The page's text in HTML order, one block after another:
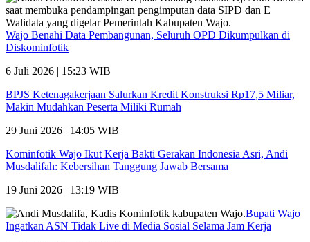
Wajo Benahi Data Pembangunan, Seluruh OPD Dikumpulkan di
Diskominfotik
6 Juli 2026 | 15:23 WIB
BPJS Ketenagakerjaan Salurkan Kredit Konstruksi Rp17,5 Miliar,
Makin Mudahkan Peserta Miliki Rumah
29 Juni 2026 | 14:05 WIB
Kominfotik Wajo Ikut Kerja Bakti Gerakan Indonesia Asri, Andi
Musdalifah: Kebersihan Tanggung Jawab Bersama
19 Juni 2026 | 13:19 WIB
Bupati Wajo
Ingatkan ASN Tidak Live di Media Sosial Selama Jam Kerja